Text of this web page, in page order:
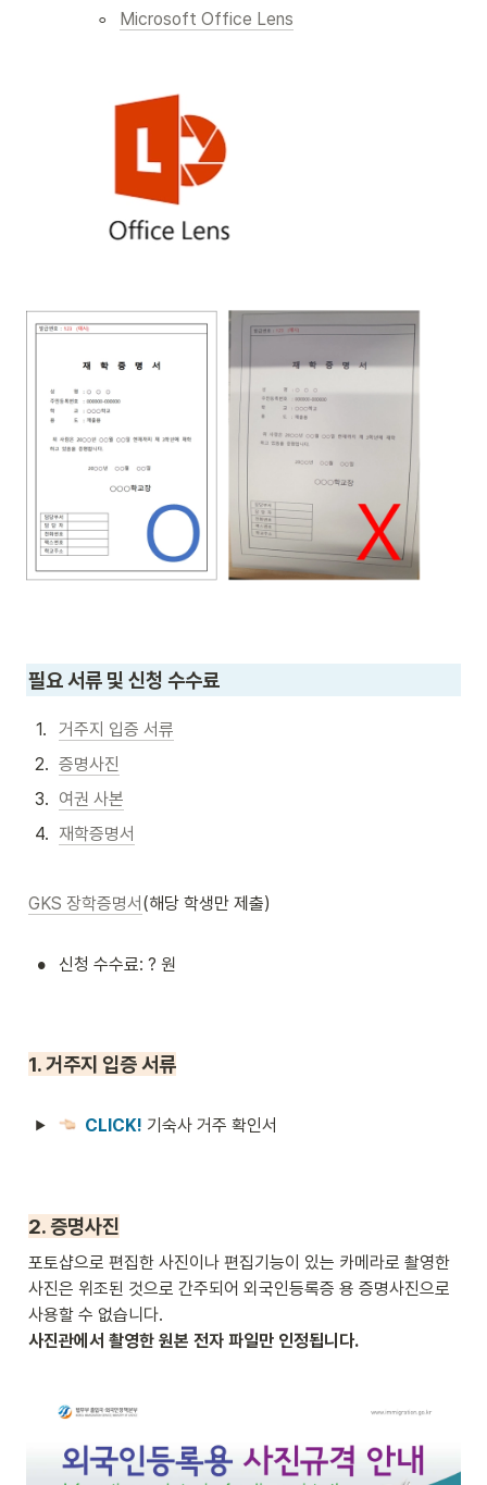
◦ Microsoft Office Lens
필요 서류 및 신청 수수료
1.
거주지 입증 서류
2. 증명사진
3. 여권 사본
4. 재학증명서
GKS 장학증명서 (해당 학생만 제출)
• 신청 수수료: ? 원
1. 거주지 입증 서류
CLICK! 기숙사 거주 확인서
2. 증명사진
포토샵으로 편집한 사진이나 편집기능이 있는 카메라로 촬영한
사진은 위조된 것으로 간주되어 외국인등록증 용 증명사진으로
사진관에서 촬영한 원본 전자 파일만 인정됩니다.